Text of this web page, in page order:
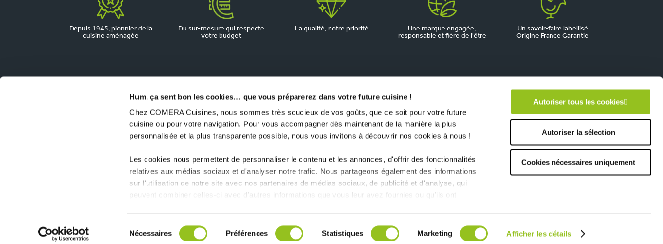
Hum, ça sent bon les cookies… que vous préparerez dans votre future cuisine !
Chez COMERA Cuisines, nous sommes très soucieux de vos goûts, que ce soit pour votre future
cuisine ou pour votre navigation. Pour vous accompagner dès maintenant de la manière la plus
personnalisée et la plus transparente possible, nous vous invitons à découvrir nos cookies à nous !
Les cookies nous permettent de personnaliser le contenu et les annonces, d'offrir des fonctionnalités
relatives aux médias sociaux et d'analyser notre trafic. Nous partageons également des informations
sur l'utilisation de notre site avec nos partenaires de médias sociaux, de publicité et d'analyse, qui
peuvent combiner celles-ci avec d'autres informations que vous leur avez fournies ou qu'ils ont
du
Nécessaires Préférences Statistiques Marketing Afficher les détails
Autoriser tous les cookies
Autoriser la sélection
Cookies nécessaires uniquement
Depuis 1945, pionnier de la
cuisine aménagée
Du sur-mesure qui respecte
votre budget
La qualité, notre priorité
Une marque engagée,
responsable et fière de l'être
Un savoir-faire labellisé
Origine France Garantie
Ouvrir un magasin COMERA Cuisines
© 2026 COMERA Cuisines, tous droits réservés Plan du site-Mentions Légales FAQ-Contact Presse